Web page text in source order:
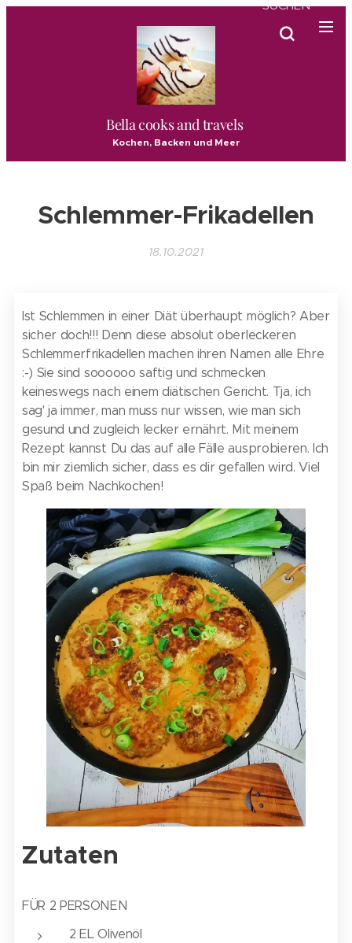
Bella cooks and travels
Kochen, Backen und Meer
SUCHEN
Schlemmer-Frikadellen
18.10.2021
Ist Schlemmen in einer Diät überhaupt möglich? Aber
sicher doch!!! Denn diese absolut oberleckeren
Schlemmerfrikadellen machen ihren Namen alle Ehre
:-) Sie sind soooooo saftig und schmecken
keineswegs nach einem diätischen Gericht. Tja, ich
sag' ja immer, man muss nur wissen, wie man sich
gesund und zugleich lecker ernährt. Mit meinem
Rezept kannst Du das auf alle Fälle ausprobieren. Ich
bin mir ziemlich sicher, dass es dir gefallen wird. Viel
Spaß beim Nachkochen!
Zutaten
FÜR 2 PERSONEN
2 EL Olivenöl